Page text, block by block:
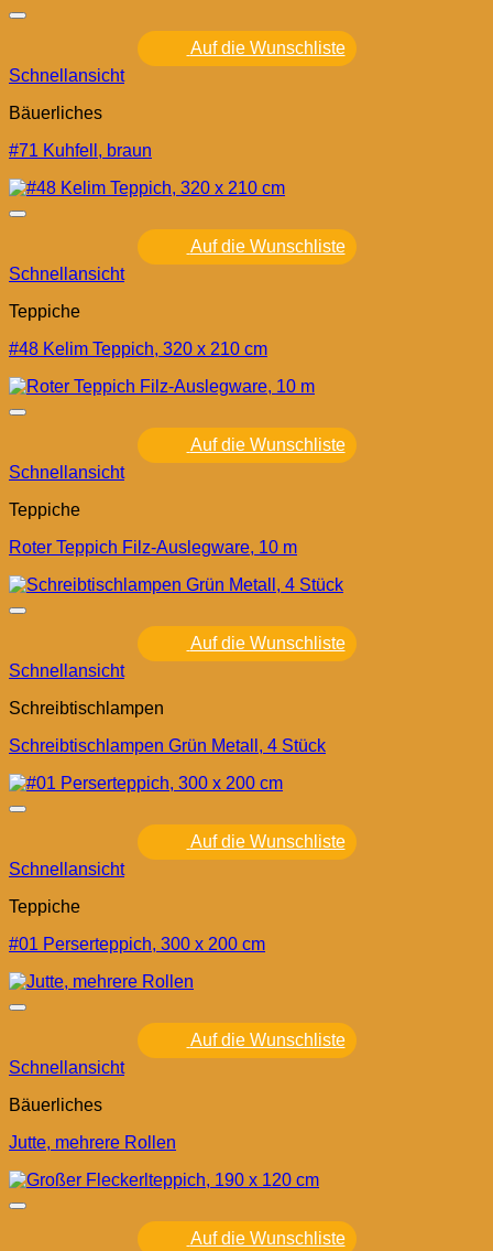
Auf die Wunschliste
Schnellansicht
Bäuerliches
#71 Kuhfell, braun
Auf die Wunschliste
Schnellansicht
Teppiche
#48 Kelim Teppich, 320 x 210 cm
Auf die Wunschliste
Schnellansicht
Teppiche
Roter Teppich Filz-Auslegware, 10 m
Auf die Wunschliste
Schnellansicht
Schreibtischlampen
Schreibtischlampen Grün Metall, 4 Stück
Auf die Wunschliste
Schnellansicht
Teppiche
#01 Perserteppich, 300 x 200 cm
Auf die Wunschliste
Schnellansicht
Bäuerliches
Jutte, mehrere Rollen
Auf die Wunschliste